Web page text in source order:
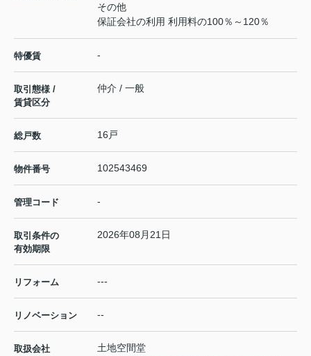
その他
保証会社の利用 利用料の100％～120％
特優賃 -
取引態様 /
賃貸区分
仲介 / 一般
総戸数 16戸
物件番号 102543469
管理コード -
取引条件の
有効期限
2026年08月21日
リフォーム ---
リノベーション --
取扱会社
土地空間堂